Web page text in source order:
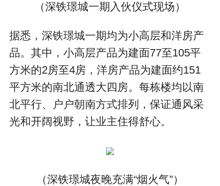
（深铁璟城一期入伙仪式现场）
据悉，深铁璟城一期均为小高层和洋房产
品。其中，小高层产品为建面77至105平
方米的2房至4房，洋房产品为建面约151
平方米的南北通透大四房。每栋楼均以南
北平行、户户朝南方式排列，保证通风采
光和开阔视野，让业主住得舒心。
（深铁璟城夜晚充满“烟火气”）